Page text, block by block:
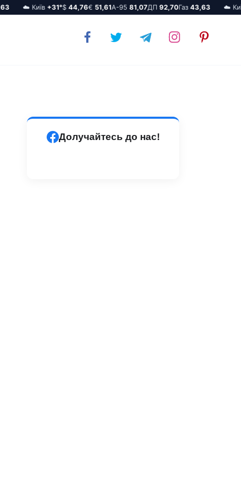
☁️ Київ+31°$44,76€51,61А-9581,07ДП92,70Газ43,63 ☁️ Київ
Долучайтесь до нас!